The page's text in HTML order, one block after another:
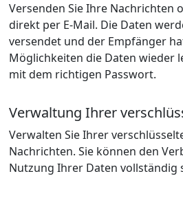
Versenden Sie Ihre Nachrichten
direkt per E-Mail. Die Daten
versendet und der Empfänger
Möglichkeiten die Daten wieder
mit dem richtigen Passwort.
Verwaltung Ihrer
Verwalten Sie Ihrer
Nachrichten. Sie können den
Nutzung Ihrer Daten vollständig